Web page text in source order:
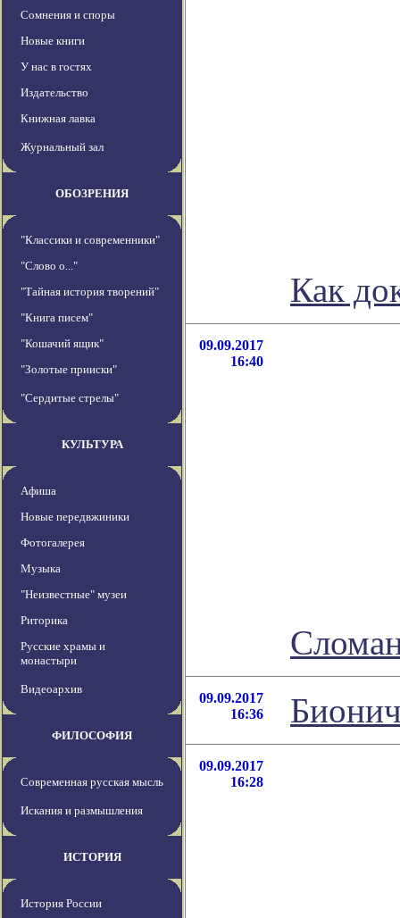
Сомнения и споры
Новые книги
У нас в гостях
Издательство
Книжная лавка
Журнальный зал
ОБОЗРЕНИЯ
"Классики и современники"
"Слово о..."
"Тайная история творений"
"Книга писем"
"Кошачий ящик"
"Золотые прииски"
"Сердитые стрелы"
КУЛЬТУРА
Афиша
Новые передвжиники
Фотогалерея
Музыка
"Неизвестные" музеи
Риторика
Русские храмы и
монастыри
Видеоархив
ФИЛОСОФИЯ
Современная русская мысль
Искания и размышления
ИСТОРИЯ
История России
Как
09.09.2017
16:40
09.09.2017
16:36
09.09.2017
16:28